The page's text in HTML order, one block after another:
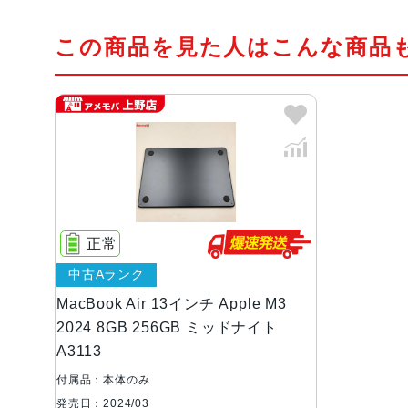
この商品を見た人はこんな商品
MacBook Air 13インチ Apple M3
2024 8GB 256GB ミッドナイト
A3113
正常
中古Aランク
付属品：本体のみ
発売日：2024/03